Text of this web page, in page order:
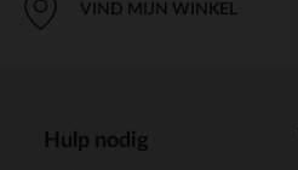
VIND MIJN WINKEL
Hulp nodig